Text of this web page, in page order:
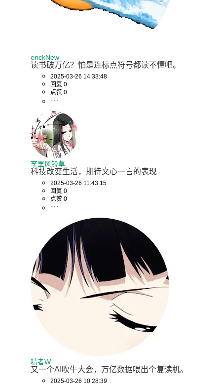
erickNew
读书破万亿？怕是连标点符号都读不懂吧。
2025-03-26 14:33:48
回复 0
点赞 0
李里风铃草
科技改变生活，期待文心一言的表现
2025-03-26 11:43:15
回复 0
点赞 0
精者W
又一个AI吹牛大会，万亿数据喂出个复读机。
2025-03-26 10:28:39